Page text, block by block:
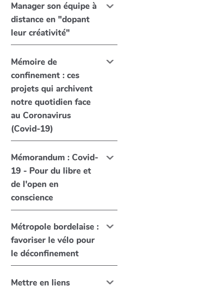
Manager son équipe à
distance en "dopant
leur créativité"
Mémoire de
confinement : ces
projets qui archivent
notre quotidien face
au Coronavirus
(Covid-19)
Mémorandum : Covid-
19 - Pour du libre et
de l'open en
conscience
Métropole bordelaise :
favoriser le vélo pour
le déconfinement
Mettre en liens